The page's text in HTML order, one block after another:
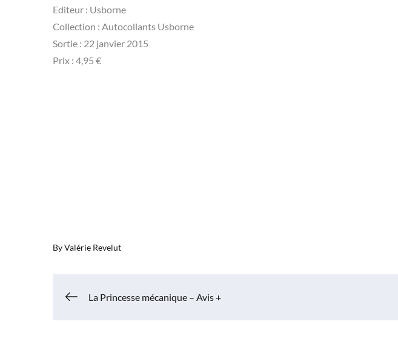
Editeur : Usborne
Collection : Autocollants Usborne
Sortie : 22 janvier 2015
Prix : 4,95 €
ByValérie Revelut
Navigation
La Princesse mécanique – Avis +